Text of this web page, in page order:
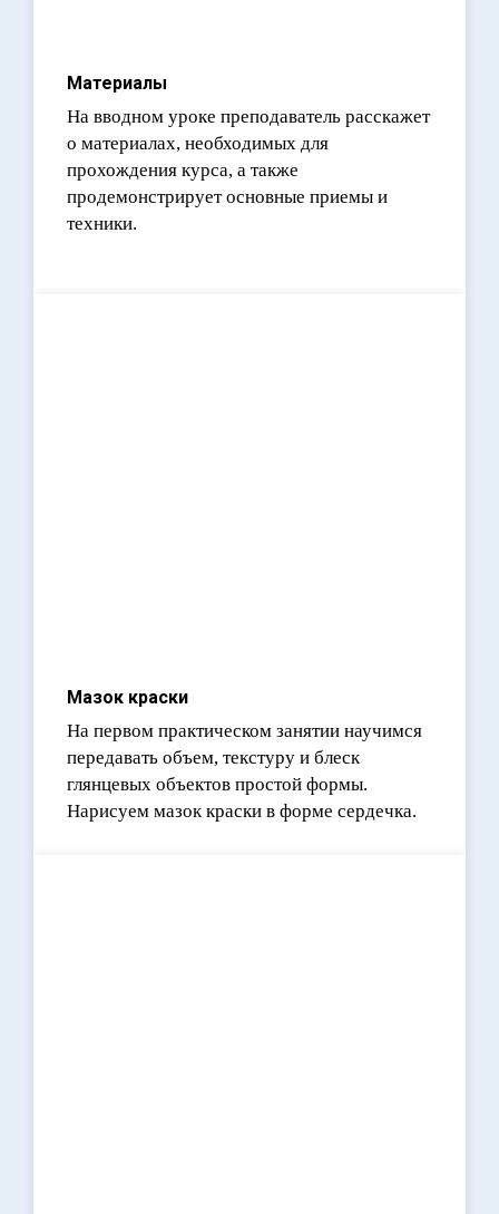
Материалы
На вводном уроке преподаватель расскажет
о материалах, необходимых для
прохождения курса, а также
продемонстрирует основные приемы и
техники.
Мазок краски
На первом практическом занятии научимся
передавать объем, текстуру и блеск
глянцевых объектов простой формы.
Нарисуем мазок краски в форме сердечка.